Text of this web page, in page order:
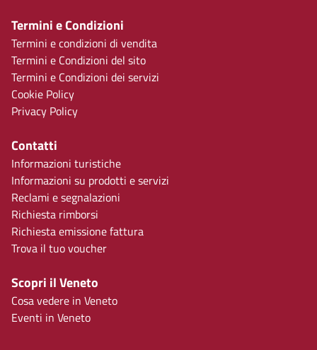
Termini e Condizioni
Termini e condizioni di vendita
Termini e Condizioni del sito
Termini e Condizioni dei servizi
Cookie Policy
Privacy Policy
Contatti
Informazioni turistiche
Informazioni su prodotti e servizi
Reclami e segnalazioni
Richiesta rimborsi
Richiesta emissione fattura
Trova il tuo voucher
Scopri il Veneto
Cosa vedere in Veneto
Eventi in Veneto